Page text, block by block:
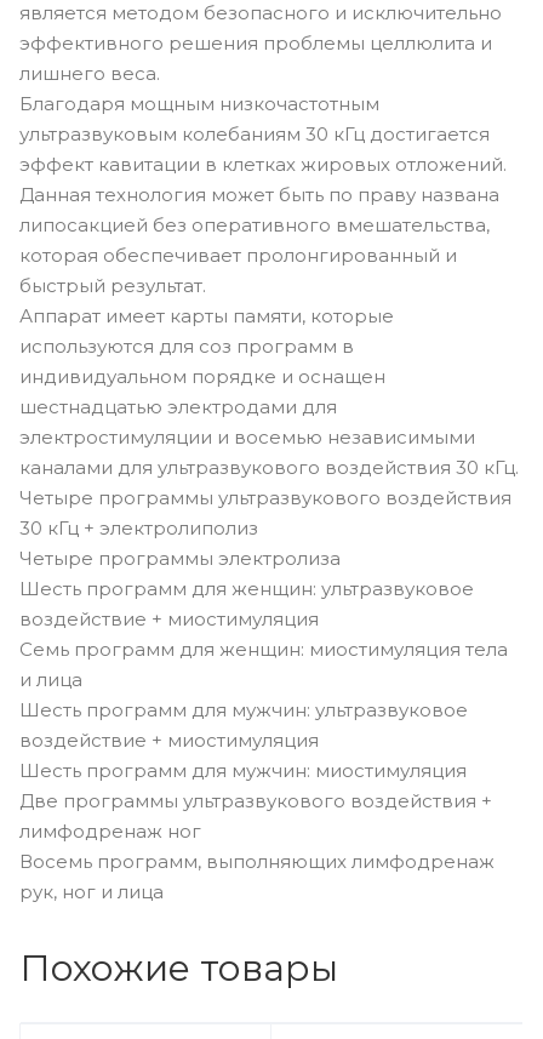
является методом безопасного и исключительно
эффективного решения проблемы целлюлита и
лишнего веса.
Благодаря мощным низкочастотным
ультразвуковым колебаниям 30 кГц достигается
эффект кавитации в клетках жировых отложений.
Данная технология может быть по праву названа
липосакцией без оперативного вмешательства,
которая обеспечивает пролонгированный и
быстрый результат.
Аппарат имеет карты памяти, которые
используются для соз программ в
индивидуальном порядке и оснащен
шестнадцатью электродами для
электростимуляции и восемью независимыми
каналами для ультразвукового воздействия 30 кГц.
Четыре программы ультразвукового воздействия
30 кГц + электролиполиз
Четыре программы электролиза
Шесть программ для женщин: ультразвуковое
воздействие + миостимуляция
Семь программ для женщин: миостимуляция тела
и лица
Шесть программ для мужчин: ультразвуковое
воздействие + миостимуляция
Шесть программ для мужчин: миостимуляция
Две программы ультразвукового воздействия +
лимфодренаж ног
Восемь программ, выполняющих лимфодренаж
рук, ног и лица
Похожие товары